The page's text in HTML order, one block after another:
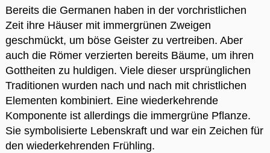
Bereits die Germanen haben in der vorchristlichen
Zeit ihre Häuser mit immergrünen Zweigen
geschmückt, um böse Geister zu vertreiben. Aber
auch die Römer verzierten bereits Bäume, um ihren
Gottheiten zu huldigen. Viele dieser ursprünglichen
Traditionen wurden nach und nach mit christlichen
Elementen kombiniert. Eine wiederkehrende
Komponente ist allerdings die immergrüne Pflanze.
Sie symbolisierte Lebenskraft und war ein Zeichen für
den wiederkehrenden Frühling.